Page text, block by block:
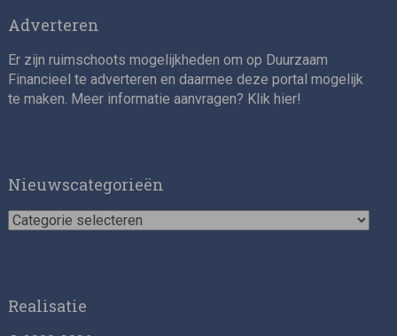
Adverteren
Er zijn ruimschoots mogelijkheden om op Duurzaam
Financieel te adverteren en daarmee deze portal mogelijk
te maken. Meer informatie aanvragen? Klik hier!
Nieuwscategorieën
Nieuwscategorieën
Realisatie